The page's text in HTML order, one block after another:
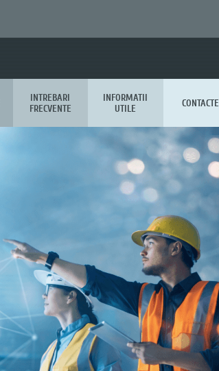
INTREBARI
FRECVENTE
INFORMATII
UTILE
CONTACTE